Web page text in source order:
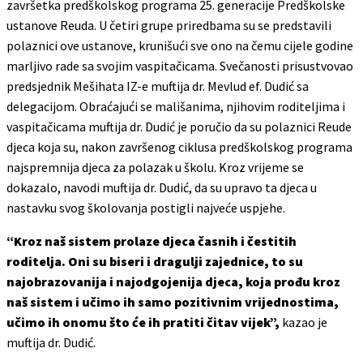
završetka predškolskog programa 25. generacije Predškolske
ustanove Reuda. U četiri grupe priredbama su se predstavili
polaznici ove ustanove, krunišući sve ono na čemu cijele godine
marljivo rade sa svojim vaspitačicama. Svečanosti prisustvovao
predsjednik Mešihata IZ-e muftija dr. Mevlud ef. Dudić sa
delegacijom. Obraćajući se mališanima, njihovim roditeljima i
vaspitačicama muftija dr. Dudić je poručio da su polaznici Reude
djeca koja su, nakon završenog ciklusa predškolskog programa
najspremnija djeca za polazak u školu. Kroz vrijeme se
dokazalo, navodi muftija dr. Dudić, da su upravo ta djeca u
nastavku svog školovanja postigli najveće uspjehe.
“Kroz naš sistem prolaze djeca časnih i čestitih
roditelja. Oni su biseri i dragulji zajednice, to su
najobrazovanija i najodgojenija djeca, koja prođu kroz
naš sistem i učimo ih samo pozitivnim vrijednostima,
učimo ih onomu što će ih pratiti čitav vijek”, kazao je
muftija dr. Dudić.